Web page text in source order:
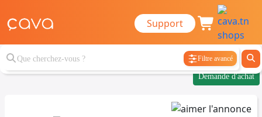
Support
Filtre avancé
Demande d'achat